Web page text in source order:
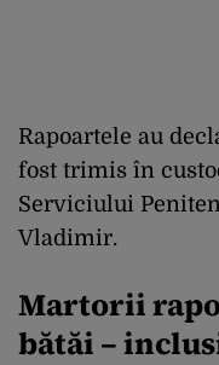
Rapoartele au
fost trimis în
Serviciului
Vladimir.
Martorii
bătăi –